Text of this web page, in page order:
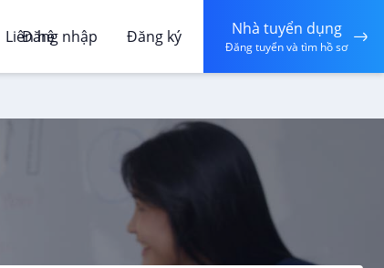
Liên hệ
Đăng nhập Đăng ký Nhà tuyển dụng
Đăng tuyển và tìm hồ sơ